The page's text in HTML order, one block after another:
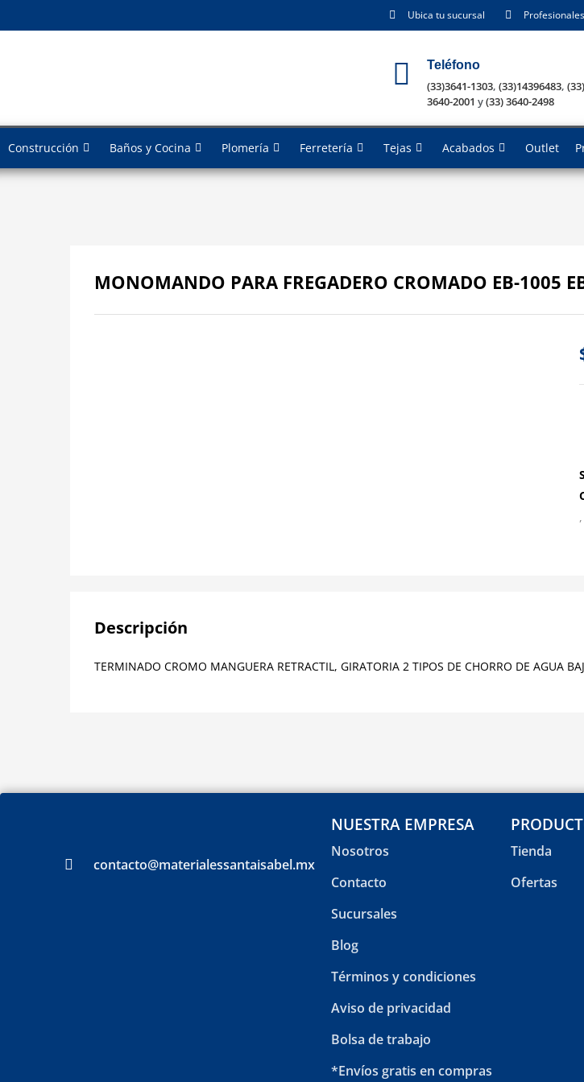
Ubica tu sucursal Profesionales
Teléfono
(33)3641-1303, (33)14396483, (33)
3640-2001 y(33) 3640-2498
Construcción Baños y Cocina Plomería Ferretería Tejas Acabados Outlet
MONOMANDO PARA FREGADERO CROMADO EB-1005
Descripción
TERMINADO CROMO MANGUERA RETRACTIL, GIRATORIA 2 TIPOS DE CHORRO DE AGUA
contacto@materialessantaisabel.mx
NUESTRA EMPRESA
Nosotros
Contacto
Sucursales
Blog
Términos y condiciones
Aviso de privacidad
Bolsa de trabajo
*Envíos gratis en compras
Tienda
Ofertas